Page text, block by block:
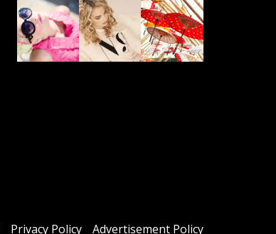
Privacy Policy Advertisement Policy